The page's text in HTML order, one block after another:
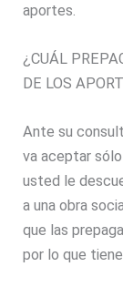
aportes.
¿CUÁL
DE LOS
Ante su
va aceptar
usted le
a una obra
que las
por lo que